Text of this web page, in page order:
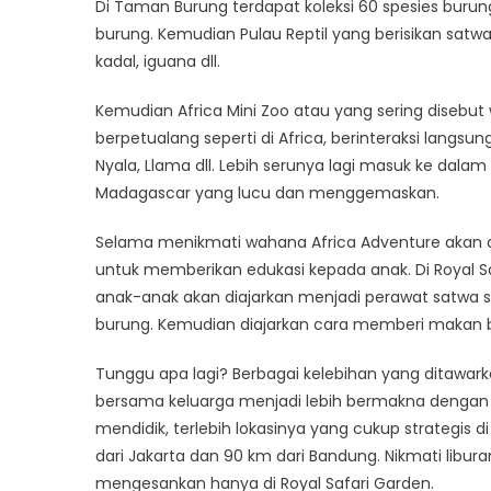
Di Taman Burung terdapat koleksi 60 spesies
burung. Kemudian Pulau Reptil yang berisikan
kadal, iguana dll.
Kemudian Africa Mini Zoo atau yang sering
berpetualang seperti di Africa, berinteraksi
Nyala, Llama dll. Lebih serunya lagi masuk ke
Madagascar yang lucu dan menggemaskan.
Selama menikmati wahana Africa Adventure
untuk memberikan edukasi kepada anak. Di
anak-anak akan diajarkan menjadi perawat
burung. Kemudian diajarkan cara memberi
Tunggu apa lagi? Berbagai kelebihan yang
bersama keluarga menjadi lebih bermakna
mendidik, terlebih lokasinya yang cukup strategis
dari Jakarta dan 90 km dari Bandung. Nikmati
mengesankan hanya di Royal Safari Garden.